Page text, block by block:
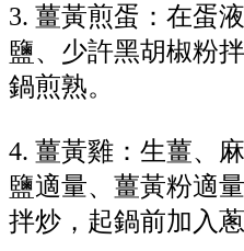
3. 薑黃煎蛋：在蛋
鹽、少許黑胡椒粉
鍋煎熟。
4. 薑黃雞：生薑、
鹽適量、薑黃粉適
拌炒，起鍋前加入蔥